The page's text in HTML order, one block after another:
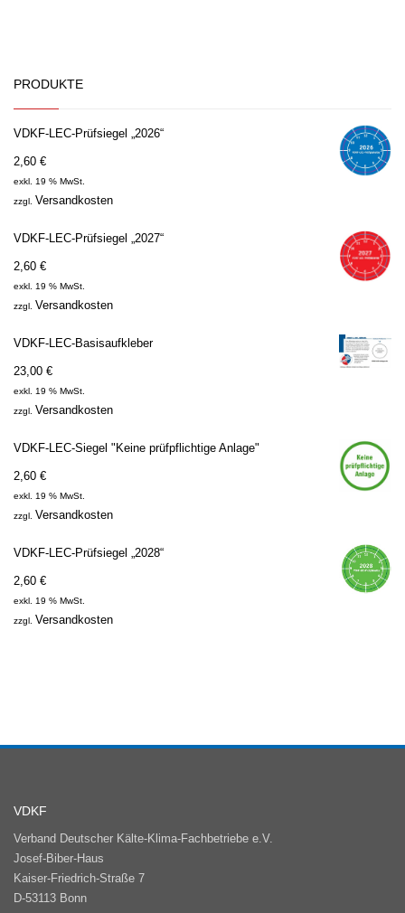
PRODUKTE
VDKF-LEC-Prüfsiegel „2026“
2,60 €
exkl. 19 % MwSt.
zzgl. Versandkosten
VDKF-LEC-Prüfsiegel „2027“
2,60 €
exkl. 19 % MwSt.
zzgl. Versandkosten
VDKF-LEC-Basisaufkleber
23,00 €
exkl. 19 % MwSt.
zzgl. Versandkosten
VDKF-LEC-Siegel "Keine prüfpflichtige Anlage"
2,60 €
exkl. 19 % MwSt.
zzgl. Versandkosten
VDKF-LEC-Prüfsiegel „2028“
2,60 €
exkl. 19 % MwSt.
zzgl. Versandkosten
VDKF
Verband Deutscher Kälte-Klima-Fachbetriebe e.V.
Josef-Biber-Haus
Kaiser-Friedrich-Straße 7
D-53113 Bonn